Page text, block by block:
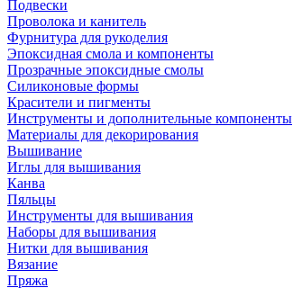
Подвески
Проволока и канитель
Фурнитура для рукоделия
Эпоксидная смола и компоненты
Прозрачные эпоксидные смолы
Силиконовые формы
Красители и пигменты
Инструменты и дополнительные компоненты
Материалы для декорирования
Вышивание
Иглы для вышивания
Канва
Пяльцы
Инструменты для вышивания
Наборы для вышивания
Нитки для вышивания
Вязание
Пряжа